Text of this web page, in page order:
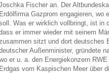
Fischer an. Der
Erdölfirma Gazprom engagieren, wo
Was er wirklich vollbringt, ist in
er immer wieder mit seinem
sitzt und dort deutsches
Außenminister, gründete
er u. a. den Energiekonzern
Erdgas vom Kaspischen Meer über